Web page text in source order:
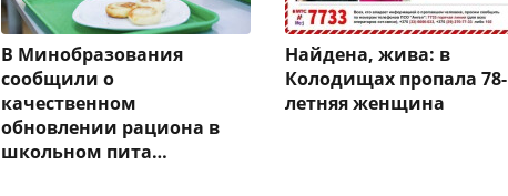
В Минобразования
сообщили о
качественном
обновлении рациона в
школьном пита…
Найдена, жива: в
Колодищах пропала 78-
летняя женщина